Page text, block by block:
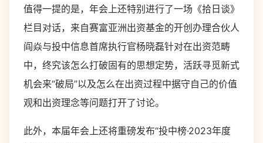
值得一提的是，年会上还特别进行了一场《拾日谈》
栏目对话，来自赛富亚洲出资基金的开创办理合伙人
阎焱与投中信息首席执行官杨晓磊针对在出资范畴
中，终究该怎么打破固有的思想定势，活跃寻觅新式
机会来“破局”以及怎么在出资过程中据守自己的价值
观和出资理念等问题打开了讨论。
此外，本届年会上还将重磅发布“投中榜·2023年度